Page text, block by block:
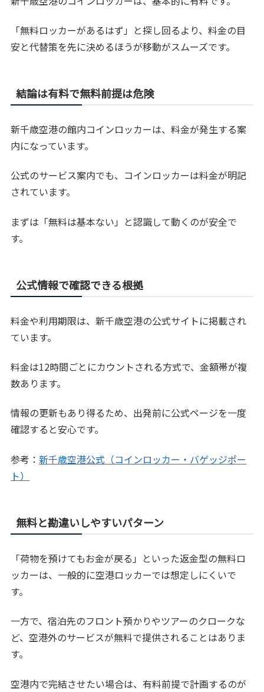
「無料ロッカーがあるはず」と探し回るより、料金の目
安と代替策を先に決めるほうが移動がスムーズです。
結論は有料で無料前提は危険
新千歳空港の館内コインロッカーは、料金が発生する案
内になっています。
公式のサービス案内でも、コインロッカーは料金が明記
されています。
まずは「無料は基本ない」と認識して動くのが安全で
す。
公式情報で確認できる根拠
料金や利用期限は、新千歳空港の公式サイトに掲載され
ています。
料金は12時間ごとにカウントされる方式で、金額帯が複
数あります。
情報の更新もあり得るため、出発前に公式ページを一度
確認すると安心です。
参考：新千歳空港公式（コインロッカー・バゲッジポー
ト）
無料と勘違いしやすいパターン
「荷物を預けてもお金が戻る」といった返金型の無料ロ
ッカーは、一般的に空港ロッカーでは想定しにくいで
す。
一方で、宿泊先のフロント預かりやツアーのクロークな
ど、空港外のサービスが無料で提供されることはありま
す。
空港内で完結させたい場合は、有料前提で計画するのが